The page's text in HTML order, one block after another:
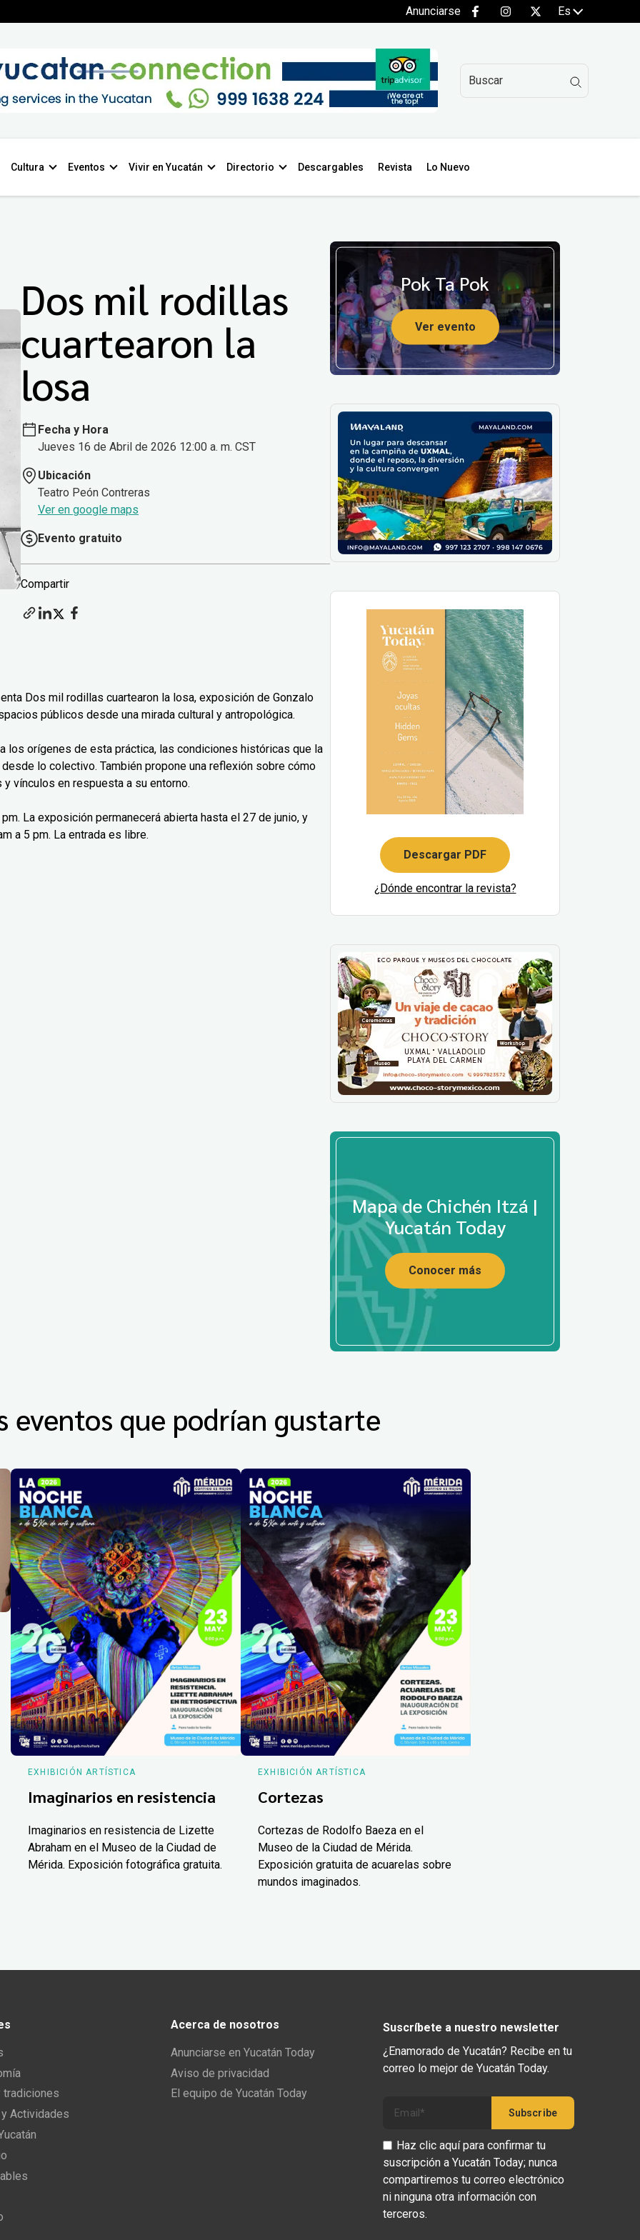
Anunciarse Es
Cultura Eventos Vivir en Yucatán Directorio Descargables Revista Lo Nuevo
Dos mil rodillas
cuartearon la
losa
Fecha y Hora
Jueves 16 de Abril de 2026 12:00 a. m. CST
Ubicación
Teatro Peón Contreras
Ver en google maps
Evento gratuito
Compartir
Dos mil rodillas cuartearon la losa, exposición de Gonzalo
públicos desde una mirada cultural y antropológica.
los orígenes de esta práctica, las condiciones históricas que la
lo colectivo. También propone una reflexión sobre cómo
vínculos en respuesta a su entorno.
La exposición permanecerá abierta hasta el 27 de junio, y
a 5 pm. La entrada es libre.
Pok Ta Pok
Ver evento
Descargar PDF
¿Dónde encontrar la revista?
Mapa de Chichén Itzá |
Yucatán Today
Conocer más
eventos que podrían gustarte
EXHIBICIÓN ARTÍSTICA
Imaginarios en resistencia
Imaginarios en resistencia de Lizette
Abraham en el Museo de la Ciudad de
Mérida. Exposición fotográfica gratuita.
EXHIBICIÓN ARTÍSTICA
Cortezas
Cortezas de Rodolfo Baeza en el
Museo de la Ciudad de Mérida.
Exposición gratuita de acuarelas sobre
mundos imaginados.
tradiciones
Actividades
Acerca de nosotros
Anunciarse en Yucatán Today
Aviso de privacidad
El equipo de Yucatán Today
Suscríbete a nuestro newsletter
¿Enamorado de Yucatán? Recibe en tu
correo lo mejor de Yucatán Today.
Haz clic aquí para confirmar tu
suscripción a Yucatán Today; nunca
compartiremos tu correo electrónico
ni ninguna otra información con
terceros.